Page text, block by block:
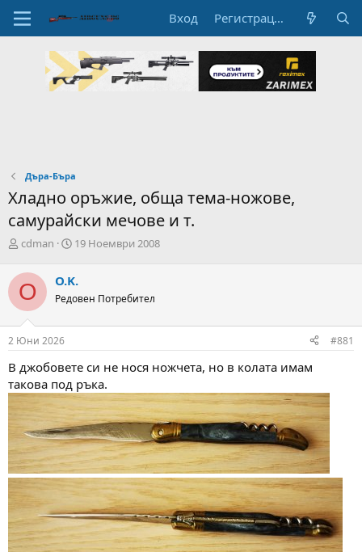
Вход Регистрация
Дъра-Бъра
Хладно оръжие, обща тема-ножове,
самурайски мечове и т.
А
т
о
р
н
а
т
м
а
cdman
Н
а
л
а
т
а
19 Ноември 2008
O O.K.
Редовен Потребител
2 Юни 2026 #881
В джобовете си не нося ножчета, но в колата имам
такова под ръка.